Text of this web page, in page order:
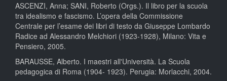
ASCENZI, Anna; SANI, Roberto (Orgs.). Il libro per la scuola
tra idealismo e fascismo. L’opera della Commissione
Centrale per l’esame dei libri di testo da Giuseppe Lombardo
Radice ad Alessandro Melchiori (1923-1928), Milano: Vita e
Pensiero, 2005.
BARAUSSE, Alberto. I maestri all'Università. La Scuola
pedagogica di Roma (1904- 1923). Perugia: Morlacchi, 2004.